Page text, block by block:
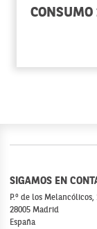
SIGAMOS EN
P.º de los Melancólicos,
28005 Madrid
España